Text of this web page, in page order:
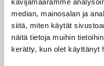
median, mainosalan ja
siitä, miten käytät
näitä tietoja muihin
kerätty, kun olet käyttänyt
Tyrese Williamsin
edustaneen 32-